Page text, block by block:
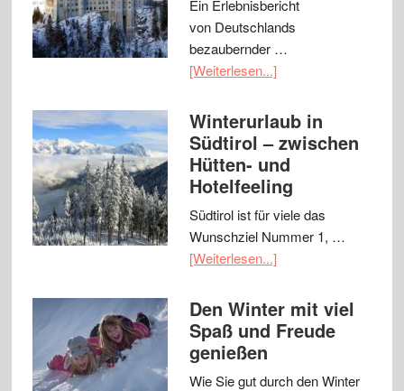
Ein Erlebnisbericht
von Deutschlands
bezaubernder …
[Weiterlesen...]
Winterurlaub in
Südtirol – zwischen
Hütten- und
Hotelfeeling
Südtirol ist für viele das
Wunschziel Nummer 1, …
[Weiterlesen...]
Den Winter mit viel
Spaß und Freude
genießen
Wie Sie gut durch den Winter